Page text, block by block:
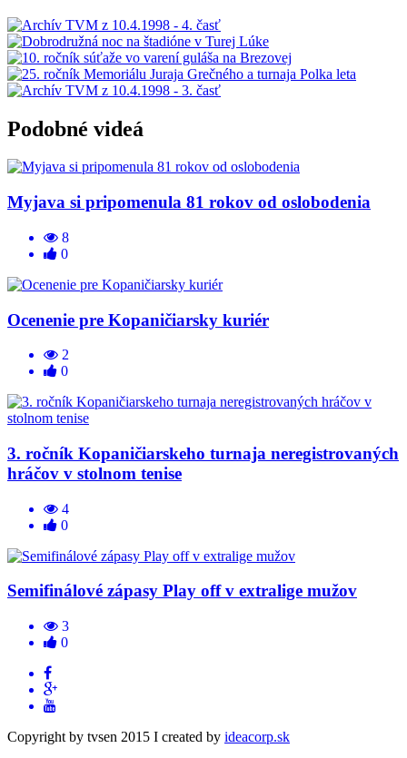
Podobné videá
Myjava si pripomenula 81 rokov od oslobodenia
8
0
Ocenenie pre Kopaničiarsky kuriér
2
0
3. ročník Kopaničiarskeho turnaja neregistrovaných
hráčov v stolnom tenise
4
0
Semifinálové zápasy Play off v extralige mužov
3
0
Copyright by tvsen 2015 I created by ideacorp.sk